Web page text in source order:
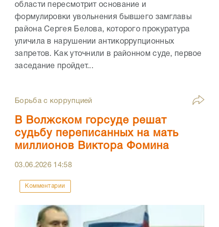
области пересмотрит основание и
формулировки увольнения бывшего замглавы
района Сергея Белова, которого прокуратура
уличила в нарушении антикоррупционных
запретов. Как уточнили в районном суде, первое
заседание пройдет...
Борьба с коррупцией
В Волжском горсуде решат
судьбу переписанных на мать
миллионов Виктора Фомина
03.06.2026 14:58
Комментарии